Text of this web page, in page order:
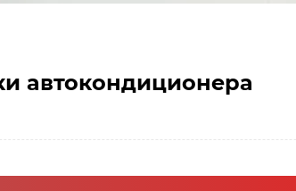
автокондиционера